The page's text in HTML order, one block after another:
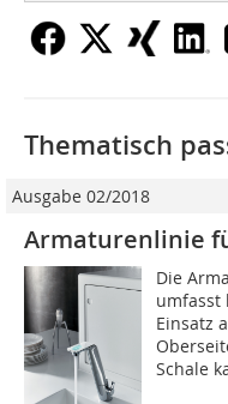
Thematisch
Ausgabe 02/2018
Armaturenlinie
Die
umfasst
Einsatz
Schale